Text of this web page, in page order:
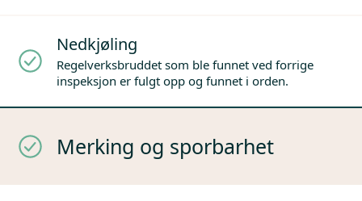
Nedkjøling
Regelverksbruddet som ble funnet ved forrige
inspeksjon er fulgt opp og funnet i orden.
Merking og sporbarhet